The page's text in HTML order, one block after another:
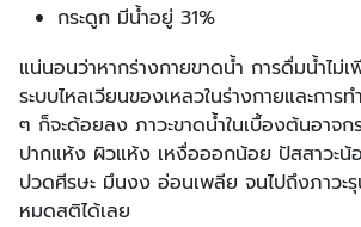
กระดูก มีน้ำอยู่ 31%
แน่นอนว่าหากร่างกายขาดน้ำ การดื่มน้ำไม่
ระบบไหลเวียนของเหลวในร่างกายและการ
ๆ ก็จะด้อยลง ภาวะขาดน้ำในเบื้องต้นอาจก
ปากแห้ง ผิวแห้ง เหงื่อออกน้อย ปัสสาวะ
ปวดศีรษะ มึนงง อ่อนเพลีย จนไปถึงภาวะ
หมดสติได้เลย